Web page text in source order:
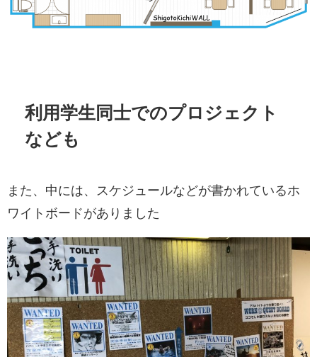
利用学生同士でのプロジェクト
なども
また、中には、スケジュールなどが書かれているホ
ワイトボードがありました